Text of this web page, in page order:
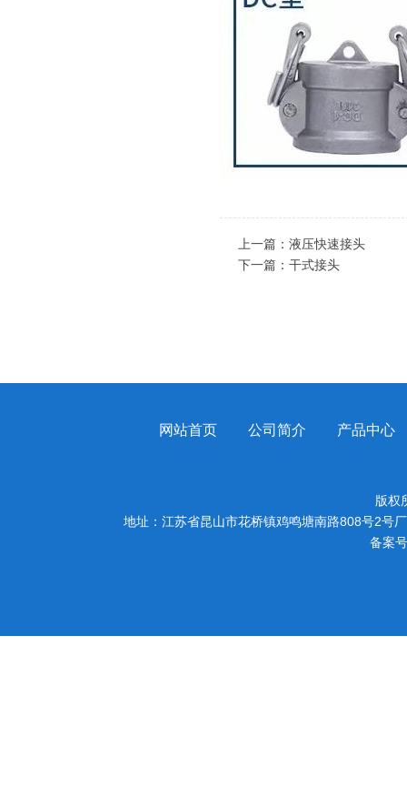
上一篇： 液压快速接头
下一篇： 干式接头
网站首页 公司简介 产品中心
版权
地址：江苏省昆山市花桥镇鸡鸣塘南路808
备案